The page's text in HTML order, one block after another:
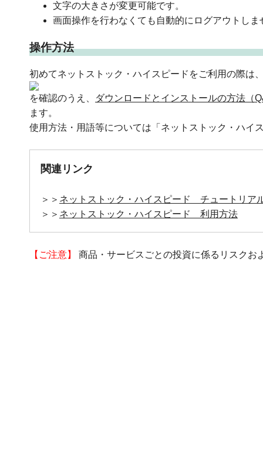
文字の大きさが変更可能です。
画面操作を行わなくても自動的にログアウトしま
操作方法
初めてネットストック・ハイスピードをご利用の際は
を確認のうえ、
ダウンロードとインストールの方法（
ます。
使用方法・用語等については「ネットストック・ハイ
関連リンク
＞＞ ネットストック・ハイスピード チュートリア
＞＞ ネットストック・ハイスピード 利用方法
【ご注意】 商品・サービスごとの投資に係るリスクお